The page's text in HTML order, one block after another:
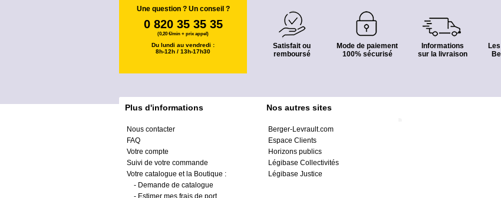
Une question ? Un conseil ?
0 820 35 35 35
(0,20 €/min + prix appel)
Du lundi au vendredi :
8h-12h / 13h-17h30
Satisfait ou
remboursé
Mode de paiement
100% sécurisé
Informations
sur la livraison
Plus d'informations
Nous contacter
FAQ
Votre compte
Suivi de votre commande
Votre catalogue et la Boutique :
- Demande de catalogue
- Estimer mes frais de port
Nos autres sites
Berger-Levrault.com
Espace Clients
Horizons publics
Légibase Collectivités
Légibase Justice